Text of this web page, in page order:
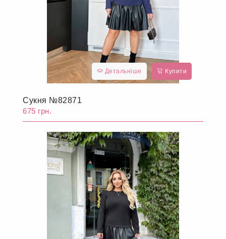
Детальніше Купити
Сукня №82871
675 грн.